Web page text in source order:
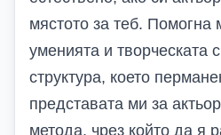
мястото за теб. Помогна
уменията и творческата
структура, което
представата ми за
метода, чрез който да я